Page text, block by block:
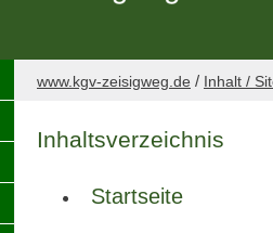
www.kgv-zeisigweg.de / Inhalt /
Inhaltsverzeichnis
Startseite